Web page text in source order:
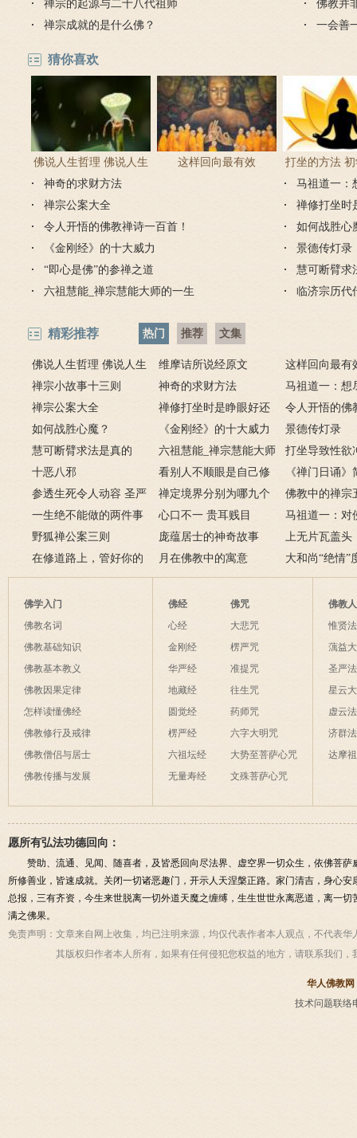
禅宗的起源与二十八代祖师
禅宗成就的是什么佛？
佛教并
一会善
猜你喜欢
佛说人生哲理 佛说人生
感悟的句子
这样回向最有效
打坐的方法
正确方
神奇的求财方法
马祖道一：
禅宗公案大全
禅修打坐时
令人开悟的佛教禅诗一百首！
如何战胜心
《金刚经》的十大威力
景德传灯录
“即心是佛”的参禅之道
慧可断臂求
六祖慧能_禅宗慧能大师的一生
临济宗历代
精彩推荐 热门 推荐 文集
佛说人生哲理 佛说人生
感悟的句子
维摩诘所说经原文
这样回向最有
禅宗小故事十三则
神奇的求财方法
马祖道一：想
弟子开悟
禅宗公案大全
禅修打坐时是睁眼好还
是闭眼好？
令人开悟的佛
百首！
如何战胜心魔？ 《金刚经》的十大威力
景德传灯录
慧可断臂求法是真的
吗？二祖断臂求法的故
事
六祖慧能_禅宗慧能大师
的一生
打坐导致性欲
么办
十恶八邪
看别人不顺眼是自己修
养不够
《禅门日诵》
参透生死令人动容 圣严
法师圆寂前曾拒绝换
肾
禅定境界分别为哪九个
层次呢？
佛教中的禅宗
谁？禅宗五祖
绍
一生绝不能做的两件事 心口不一 贵耳贱目
马祖道一：对
也是菩萨境界
野狐禅公案三则 庞蕴居士的神奇故事
上无片瓦盖头
土立足
在修道路上，管好你的
这些动物和这条虫子
月在佛教中的寓意 大和尚“绝情”
佛学入门
佛教名词
佛教基础知识
佛教基本教义
佛教因果定律
怎样读懂佛经
佛教修行及戒律
佛教僧侣与居士
佛教传播与发展
佛经
心经
金刚经
华严经
地藏经
圆觉经
楞严经
六祖坛经
无量寿经
佛咒
大悲咒
楞严咒
准提咒
往生咒
药师咒
六字大明咒
大势至菩萨心咒
文殊菩萨心咒
佛教
惟贤
蕅益
圣严
星云
虚云
济群
达摩
愿所有弘法功德回向：
赞助、流通、见闻、随喜者，及皆悉回向尽法界、虚空界一切众生，依佛菩
所修善业，皆速成就。关闭一切诸恶趣门，开示人天涅槃正路。家门清吉，身心
总报，三有齐资，今生来世脱离一切外道天魔之缠缚，生生世世永离恶道，离一
满之佛果。
免责声明： 文章来自网上收集，均已注明来源，均仅代表作者本人观点，不代表
其版权归作者本人所有，如果有任何侵犯您权益的地方，请联系我们，
华人佛教网
技术问题联络